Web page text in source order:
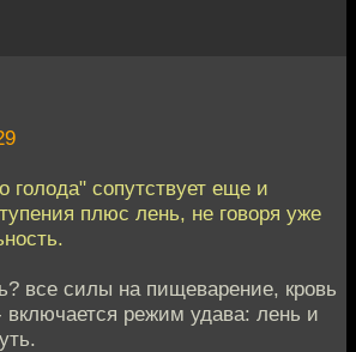
голода" сопутствует еще и
плюс лень, не говоря уже
все силы на пищеварение, кровь
включается режим удава: лень и